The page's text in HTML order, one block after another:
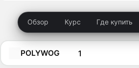
Обзор Курс Где купить
POLYWOG